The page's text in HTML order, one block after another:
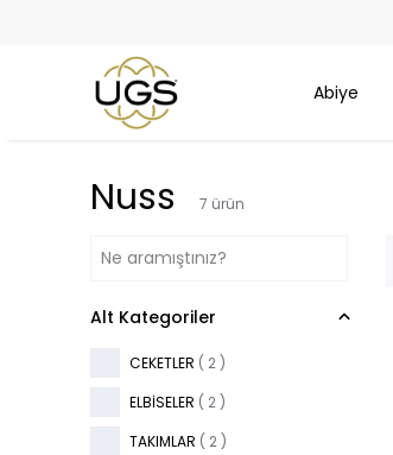
Abiye
Nuss 7 ürün
Alt Kategoriler
CEKETLER ( 2 )
ELBİSELER ( 2 )
TAKIMLAR ( 2 )